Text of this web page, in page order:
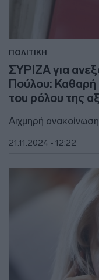
ΠΟΛΙΤΙΚΗ
ΣΥΡΙΖΑ για
Πούλου: Καθαρή
του ρόλου της
Αιχμηρή
21.11.2024 - 12:22